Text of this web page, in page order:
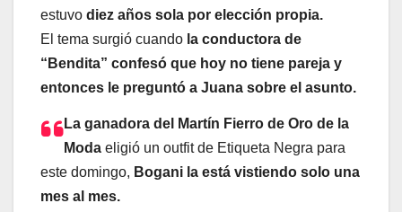
estuvo diez años sola por elección propia.
El tema surgió cuando la conductora de
“Bendita” confesó que hoy no tiene pareja y
entonces le preguntó a Juana sobre el asunto.
La ganadora del Martín Fierro de Oro de la
Moda eligió un outfit de Etiqueta Negra para
este domingo, Bogani la está vistiendo solo una
mes al mes.